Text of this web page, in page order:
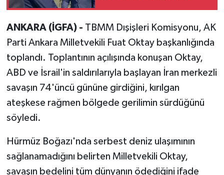
ANKARA (İGFA) - TBMM Dışişleri Komisyonu, AK
Parti Ankara Milletvekili Fuat Oktay başkanlığında
toplandı. Toplantının açılışında konuşan Oktay,
ABD ve İsrail'in saldırılarıyla başlayan İran merkezli
savaşın 74'üncü gününe girdiğini, kırılgan
ateşkese rağmen bölgede gerilimin sürdüğünü
söyledi.
Hürmüz Boğazı'nda serbest deniz ulaşımının
sağlanamadığını belirten Milletvekili Oktay,
savaşın bedelini tüm dünyanın ödediğini ifade